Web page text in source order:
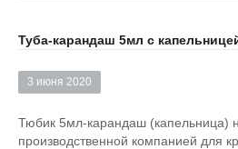
Туба-карандаш 5мл с
3 июня 2020
Тюбик 5мл-карандаш (капельница)
производственной компанией для